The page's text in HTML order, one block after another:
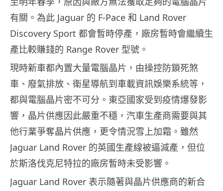
有關。為此 Jaguar 的 F-Pace 和 Land Rover
Discovery Sport 都會暫時停產，廠房暫時會繼續生
產比較賺錢的 Range Rover 型號。
現時新車都內置大量電腦晶片，由操控防鎖死煞
車、廢氣排放、衛星導航到車載資訊娛樂系統等，
都與電腦晶片密不可分。東亞國家受到疫情爆發影
響，晶片供應因此嚴重不穩，汽車生產商需要與其
他行業爭奪晶片供應，更令情況雪上加霜。雖然
Jaguar Land Rover 的英國生產線被逼減產，但位
於斯洛伐克尼特拉的廠房暫時未受影響。
Jaguar Land Rover 表示隨著與晶片供應商的新合